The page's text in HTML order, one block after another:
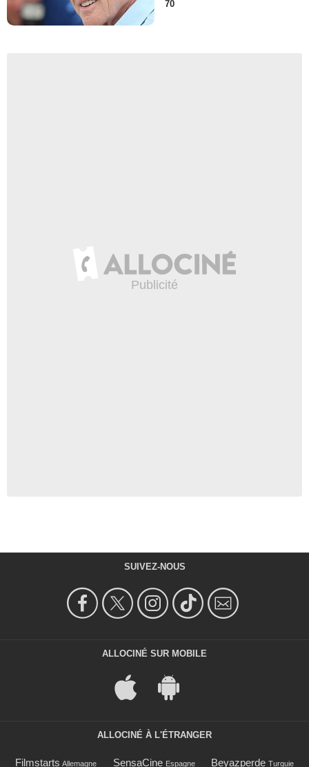
70
SUIVEZ-NOUS
ALLOCINÉ SUR MOBILE
ALLOCINÉ À L'ÉTRANGER
Filmstarts Allemagne SensaCine Espagne Beyazperde Turquie